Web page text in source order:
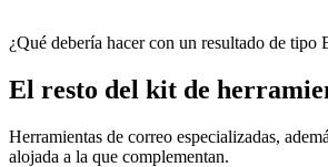
¿Qué debería hacer con un resultado de tipo
El resto del kit de
Herramientas de correo especializadas,
alojada a la que complementan.